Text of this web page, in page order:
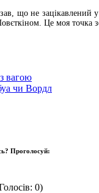
що не
Це моя точка
вагою
чи Вордл
Проголосуй:
0)